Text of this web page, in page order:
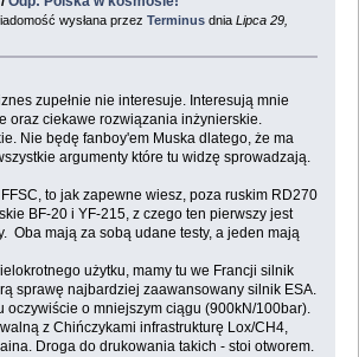
wysłana przezTerminus dnia Lipca 29,
zupełnie nie interesuje. Interesują mnie
oraz ciekawe rozwiązania inżynierskie.
Nie będę fanboy'em Muska dlatego, że ma
argumenty które tu widzę sprowadzają.
to jak zapewne wiesz, poza ruskim RD270
BF-20 i YF-215, z czego ten pierwszy jest
Oba mają za sobą udane testy, a jeden mają
użytku, mamy tu we Francji silnik
sprawę najbardziej zaawansowany silnik ESA.
oczywiście o mniejszym ciągu (900kN/100bar).
z Chińczykami infrastrukturę Lox/CH4,
Droga do drukowania takich - stoi otworem.